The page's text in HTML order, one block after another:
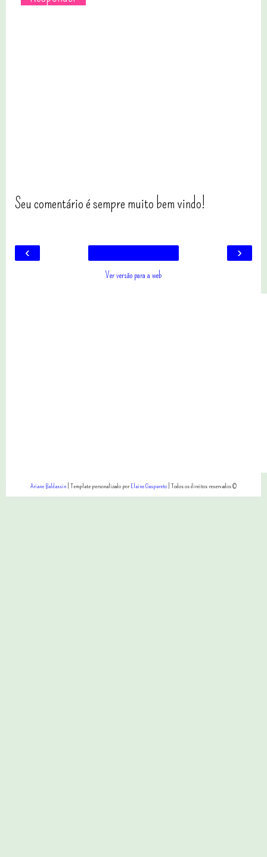
Seu comentário é sempre muito bem vindo!
‹ ›
Ver versão para a web
Ariane Baldassin| Template personalizado porElaine Gaspareto| Todos os direitos reservados ©